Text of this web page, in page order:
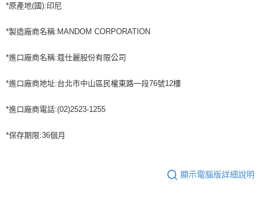
*原產地(國):印尼
*製造廠商名稱:MANDOM CORPORATION
*進口廠商名稱:蔻仕麗股份有限公司
*進口廠商地址:台北市中山區民權東路一段76號12樓
*進口廠商電話:(02)2523-1255
*保存期限:36個月
顯示電腦版詳細說明